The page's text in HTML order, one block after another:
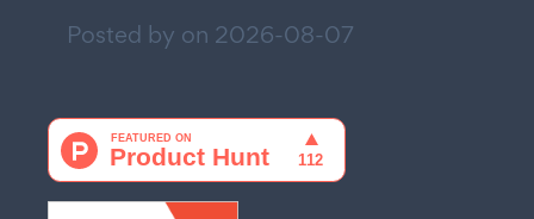
Posted by on 2026-08-07